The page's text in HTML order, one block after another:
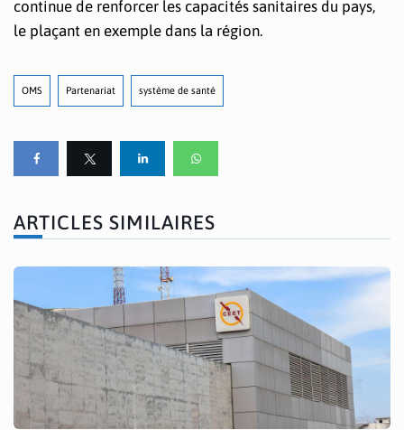
continue de renforcer les capacités sanitaires du pays,
le plaçant en exemple dans la région.
OMS Partenariat système de santé
ARTICLES SIMILAIRES